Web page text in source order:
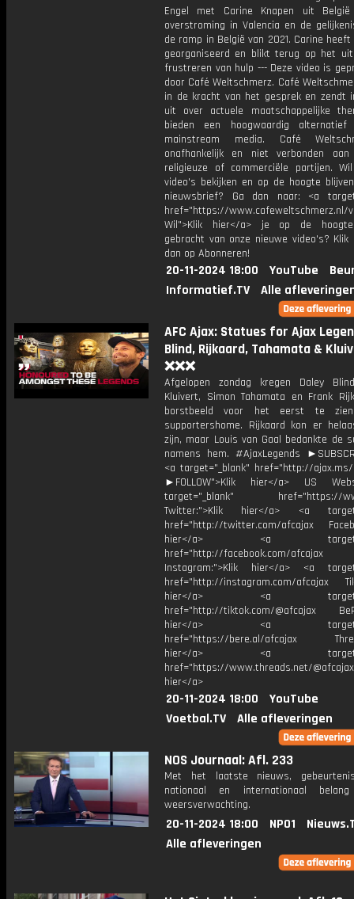
Engel met Carine Knapen uit
overstroming in Valencia en de
de ramp in België van 2021. Carine
georganiseerd en blikt terug op het
frustreren van hulp --- Deze video is
door Café Weltschmerz. Café
in de kracht van het gesprek en zendt
uit over actuele maatschappelijke
bieden een hoogwaardig
mainstream media. Café
onafhankelijk en niet verbonden aan
religieuze of commerciële partijen.
video's bekijken en op de hoogte
nieuwsbrief? Ga dan naar: <a
href="https://www.cafeweltschmerz.nl/
Wil">Klik hier</a> je op de
gebracht van onze nieuwe video's? Klik
dan op Abonneren!
20-11-2024 18:00 YouTube
Informatief.TV
Alle
AFC Ajax: Statues for Ajax
Blind, Rijkaard, Tahamata &
❌❌❌
Afgelopen zondag kregen Daley
Kluivert, Simon Tahamata en Frank
borstbeeld voor het eerst te
supportershome. Rijkaard kon er
zijn, maar Louis van Gaal bedankte de
namens hem. #AjaxLegends
<a target="_blank" href="http://
►FOLLOW">Klik hier</a> US
target="_blank" href="https://
Twitter:">Klik hier</a> <a
href="http://twitter.com/afcajax
hier</a> <a
href="http://facebook.com/afcajax
Instagram:">Klik hier</a> <a
href="http://instagram.com/afcajax
hier</a> <a
href="http://tiktok.com/@afcajax
hier</a> <a
href="https://bere.al/afcajax
hier</a> <a
href="https://www.threads.net/
hier</a>
20-11-2024 18:00
YouTube
Voetbal.TV
Alle afleveringen
NOS Journaal: Afl. 233
Met het laatste nieuws,
nationaal en internationaal
weersverwachting.
20-11-2024 18:00 NPO1
Alle afleveringen